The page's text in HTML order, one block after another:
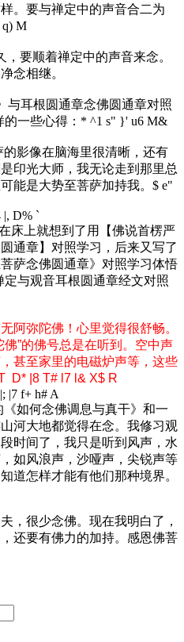
。要与禅定中的声音合二为
q) M
要顺着禅定中的声音来念。
念相继。
耳根圆通章念佛圆通章对照
一些心得： * ^1 s" }' u6 M&
影像在脑海里很清晰，还有
印光大师，我无论走到那里总
能是大势至菩萨加持我。 $ e"
D% `
床上就想到了用【佛说首楞严
通章】对照学习，后来又写了
萨念佛圆通章》对照学习体悟
定与观音耳根圆通章经文对照
阿弥陀佛！心里觉得很舒畅。
”的佛号总是在听到。空中声
甚至家里的电磁炉声等，这些
D* |8 T# l7 l& X$ R
|7 f+ h# A
如何念佛调息与真干》和一
河大地都觉得在念。我修习观
时间了，我只是听到风声，水
如风浪声，沙哑声，尖锐声等
道怎样才能有他们那种境界。
，很少念佛。现在我明白了，
还要有佛力的加持。感恩佛菩